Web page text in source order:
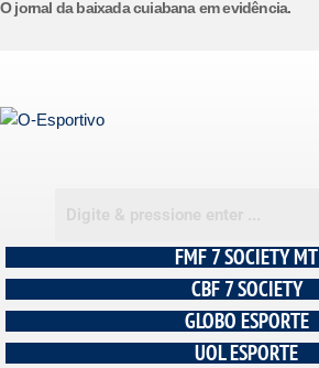
o
O jornal da baixada cuiabana em evidência.
FMF 7 SOCIETY MT
CBF 7 SOCIETY
GLOBO ESPORTE
UOL ESPORTE